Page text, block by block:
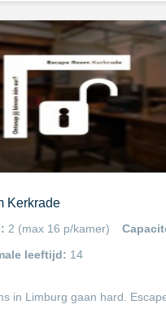
Kerkrade
2 (max 16 p/kamer)
leeftijd: 14
in Limburg gaan hard.